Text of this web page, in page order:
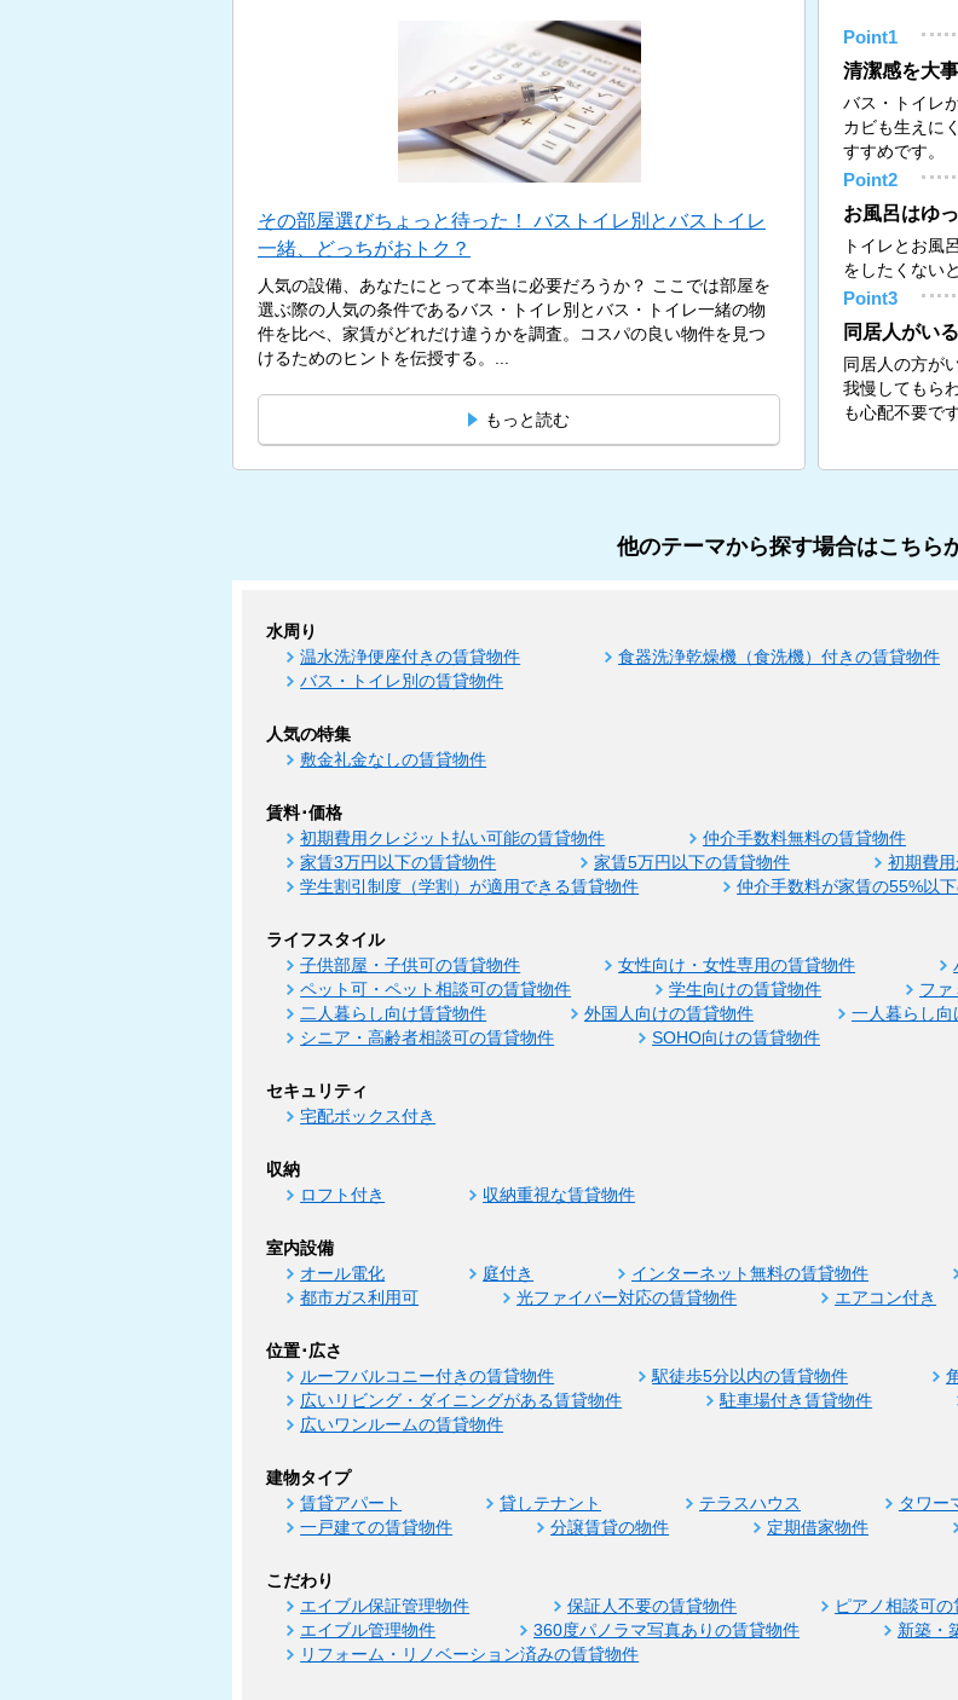
その部屋選びちょっと待った！ バストイレ別とバストイレ
一緒、どっちがおトク？
人気の設備、あなたにとって本当に必要だろうか？ ここでは部屋を
選ぶ際の人気の条件であるバス・トイレ別とバス・トイレ一緒の物
件を比べ、家賃がどれだけ違うかを調査。コスパの良い物件を見つ
けるためのヒントを伝授する。...
もっと読む
Point1
清潔感を大
バス・トイレ
カビも生えに
すすめです。
Point2
お風呂はゆ
トイレとお風
をしたくない
Point3
同居人がいる
同居人の方が
我慢してもら
も心配不要です
他のテーマから探す場合はこちら
水周り
温水洗浄便座付きの賃貸物件 食器洗浄乾燥機（食洗機）付きの賃貸物件
バス・トイレ別の賃貸物件
人気の特集
敷金礼金なしの賃貸物件
賃料･価格
初期費用クレジット払い可能の賃貸物件 仲介手数料無料の賃貸物件
家賃3万円以下の賃貸物件
家賃5万円以下の賃貸物件 初期費
学生割引制度（学割）が適用できる賃貸物件
仲介手数料が家賃の55%以
ライフスタイル
子供部屋・子供可の賃貸物件 女性向け・女性専用の賃貸物件
ペット可・ペット相談可の賃貸物件
学生向けの賃貸物件 ファ
二人暮らし向け賃貸物件
外国人向けの賃貸物件
一人暮らし
シニア・高齢者相談可の賃貸物件
SOHO向けの賃貸物件
セキュリティ
宅配ボックス付き
収納
ロフト付き 収納重視な賃貸物件
室内設備
オール電化 庭付き インターネット無料の賃貸物件
都市ガス利用可
光ファイバー対応の賃貸物件 エアコン付き
位置･広さ
ルーフバルコニー付きの賃貸物件 駅徒歩5分以内の賃貸物件
広いリビング・ダイニングがある賃貸物件
駐車場付き賃貸物件
広いワンルームの賃貸物件
建物タイプ
賃貸アパート 貸しテナント テラスハウス タワー
一戸建ての賃貸物件
分譲賃貸の物件 定期借家物件
こだわり
エイブル保証管理物件 保証人不要の賃貸物件 ピアノ相談可
エイブル管理物件
360度パノラマ写真ありの賃貸物件
新築・
リフォーム・リノベーション済みの賃貸物件